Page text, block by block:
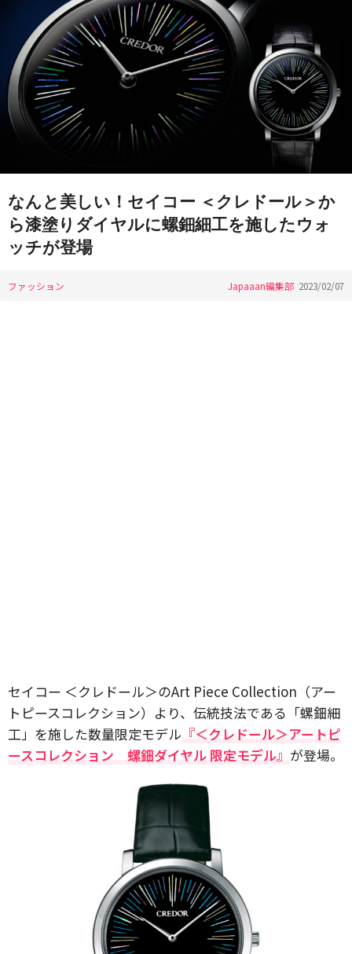
なんと美しい！セイコー ＜クレドール＞か
ら漆塗りダイヤルに螺鈿細工を施したウォ
ッチが登場
ファッション Japaaan編集部 2023/02/07
セイコー ＜クレドール＞のArt Piece Collection（アー
トピースコレクション）より、伝統技法である「螺鈿細
工」を施した数量限定モデル 『＜クレドール＞アートピ
ースコレクション 螺鈿ダイヤル 限定モデル』 が登場。